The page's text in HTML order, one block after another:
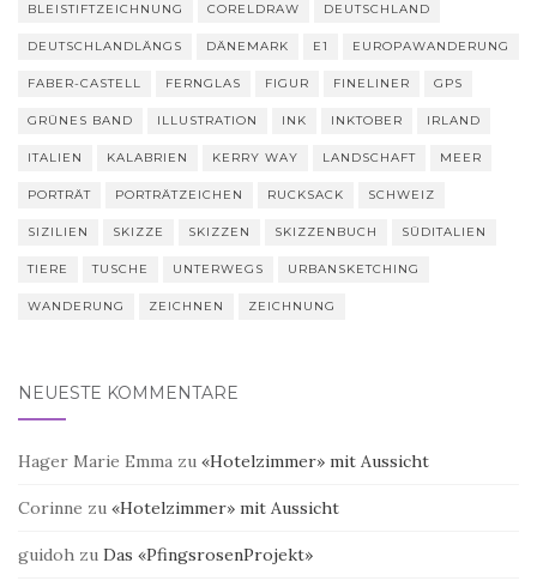
BLEISTIFTZEICHNUNG CORELDRAW DEUTSCHLAND
DEUTSCHLANDLÄNGS DÄNEMARK E1 EUROPAWANDERUNG
FABER-CASTELL FERNGLAS FIGUR FINELINER GPS
GRÜNES BAND ILLUSTRATION INK INKTOBER IRLAND
ITALIEN KALABRIEN KERRY WAY LANDSCHAFT MEER
PORTRÄT PORTRÄTZEICHEN RUCKSACK SCHWEIZ
SIZILIEN SKIZZE SKIZZEN SKIZZENBUCH SÜDITALIEN
TIERE TUSCHE UNTERWEGS URBANSKETCHING
WANDERUNG ZEICHNEN ZEICHNUNG
NEUESTE KOMMENTARE
Hager Marie Emma zu «Hotelzimmer» mit Aussicht
Corinne zu «Hotelzimmer» mit Aussicht
guidoh zu Das «PfingsrosenProjekt»